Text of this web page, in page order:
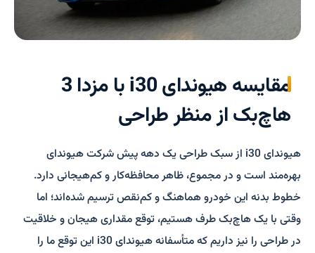
مقایسه هیوندای i30 با مزدا 3
هاچ‌بک از منظر طراحی
هیوندای i30 از سبک طراحی یک دهه پیش شرکت هیوندای
بهره‌مند است و در مجموع، ظاهر محافظه‌کار و کم‌هیجانی دارد.
خطوط بدنه این خودرو هماهنگ و کم‌نقص ترسیم شده‌اند؛ اما
وقتی با یک هاچ‌بک طرف هستیم، توقع مقداری هیجان و خلاقیت
در طراحی را نیز داریم که متأسفانه هیوندای i30 این توقع ما را